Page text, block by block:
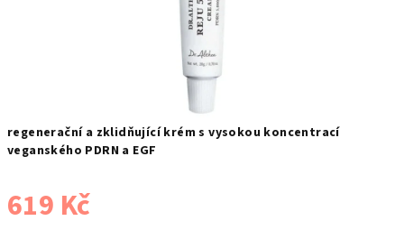
regenerační a zklidňující krém s vysokou koncentrací
veganského PDRN a EGF
619 Kč